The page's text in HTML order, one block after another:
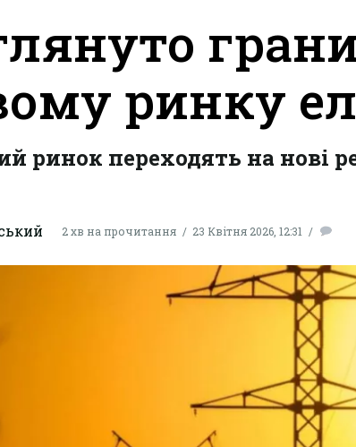
ринку
ринок переходять на нові
2 хв на прочитання 23 Квітня 2026, 12:31